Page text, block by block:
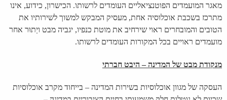
מאגר המועמדים הפוטנציאליים העומדים לרשותו. הכישרון, כידוע, אינו
מתרכז בשכבת אוכלוסיה אחת, מעסיק המבקש למשוך לשירותיו את
הטובים והמובחרים ראוי שירחיב את מוטת כנפיו, יגביה מבט ויַתוּר אחר
מועמדים ראויים בכל המקורות העומדים לרשותו.
מנקודת מבט של המדינה – היבט חברתי
העסקה של מגוון אוכלוסיות בשירות המדינה – בייחוד מקרב אוכלוסיות